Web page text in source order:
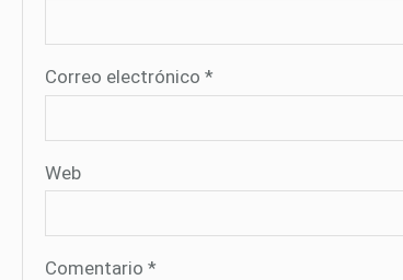
Correo electrónico *
Web
Comentario *